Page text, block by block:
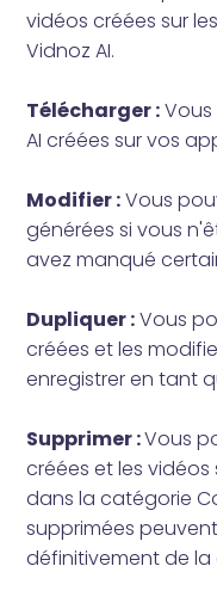
vidéos créées sur
Vidnoz AI.
Télécharger :
AI créées sur vos
Modifier :Vous
générées si vous
avez manqué
Dupliquer :Vous
créées et les
enregistrer en tant
Supprimer :Vous
créées et les
dans la catégorie
supprimées
définitivement de